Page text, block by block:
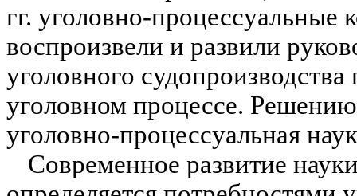
гг. уголовно-
воспроизвели и развили
уголовного
уголовном процес­се.
уголовно-процессуальная
Современное развитие